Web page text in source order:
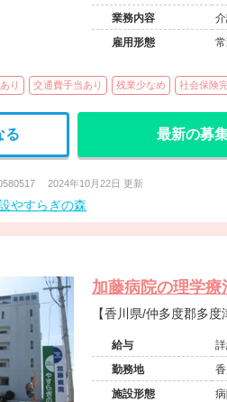
業務内容
雇用形態
り 交通費手当あり 残業少なめ 社会保険
る 最新の募
2024年10月22日 更新
やすらぎの森
加藤病院の理学療
給与
勤務地
施設形態